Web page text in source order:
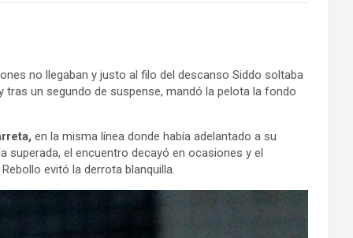
no llegaban y justo al filo del descanso Siddo soltaba
tras un segundo de suspense, mandó la pelota la fondo
en la misma línea donde había adelantado a su
superada, el encuentro decayó en ocasiones y el
evitó la derrota blanquilla.